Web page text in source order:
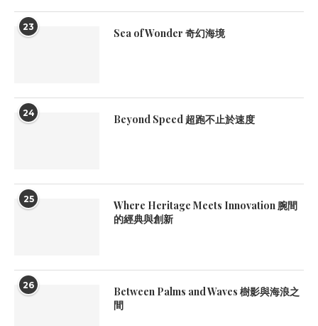
23 Sea of Wonder 奇幻海境
24 Beyond Speed 超跑不止於速度
25
Where Heritage Meets Innovation 腕間
的經典與創新
26
Between Palms and Waves 樹影與海浪之
間